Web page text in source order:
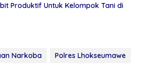
Produktif Untuk Kelompok Tani di
Narkoba
Polres Lhokseumawe